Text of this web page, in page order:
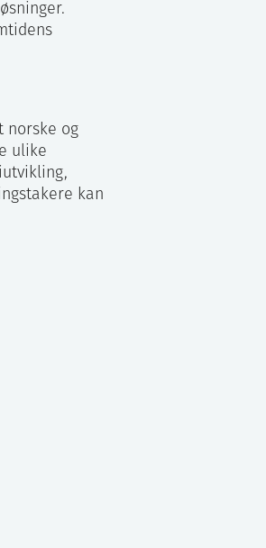
norske og
ulike
kan